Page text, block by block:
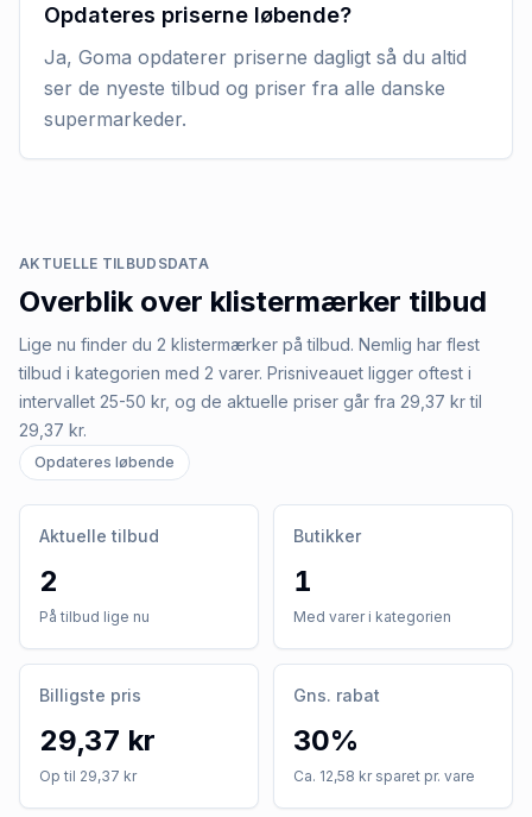
Opdateres priserne løbende?
Ja, Goma opdaterer priserne dagligt så du altid
ser de nyeste tilbud og priser fra alle danske
supermarkeder.
AKTUELLE TILBUDSDATA
Overblik over klistermærker tilbud
Lige nu finder du 2 klistermærker på tilbud. Nemlig har flest
tilbud i kategorien med 2 varer. Prisniveauet ligger oftest i
intervallet 25-50 kr, og de aktuelle priser går fra 29,37 kr til
29,37 kr.
Opdateres løbende
Aktuelle tilbud
2
På tilbud lige nu
Butikker
1
Med varer i kategorien
Billigste pris
29,37 kr
Op til 29,37 kr
Gns. rabat
30%
Ca. 12,58 kr sparet pr. vare